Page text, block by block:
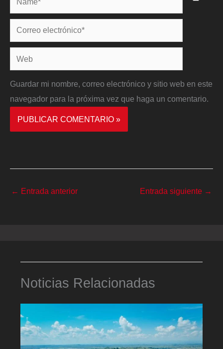
Correo
electrónico*
Web
Guardar mi nombre, correo electrónico y sitio web en este
navegador para la próxima vez que haga un comentario.
← Entrada anterior Entrada siguiente →
Noticias Relacionadas